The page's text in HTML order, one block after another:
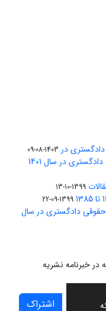
در 1403-08-09
در سال 1401
1399-10-13
1399-09-22
دادگستری در سال
در خبرنامه نشریه
اشتراک